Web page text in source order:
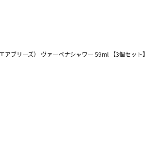
ブリーズ） ヴァーベナシャワー 59ml 【3個セット】